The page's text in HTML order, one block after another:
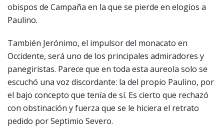
obispos de Campaña en la que se pierde en elogios a
Paulino.
También Jerónimo, el impulsor del monacato en
Occidente, será uno de los principales admiradores y
panegiristas. Parece que en toda esta aureola solo se
escuchó una voz discordante: la del propio Paulino, por
el bajo concepto que tenía de sí. Es cierto que rechazó
con obstinación y fuerza que se le hiciera el retrato
pedido por Septimio Severo.